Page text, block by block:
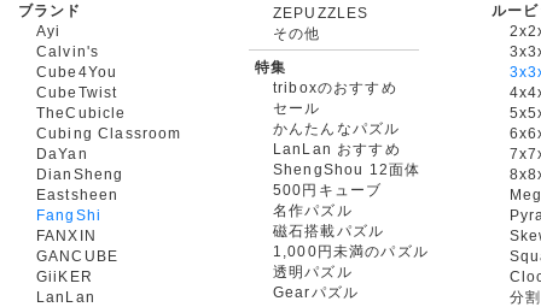
ブランド
Ayi
Calvin's
Cube4You
CubeTwist
TheCubicle
Cubing Classroom
DaYan
DianSheng
Eastsheen
FangShi
FANXIN
GANCUBE
GiiKER
LanLan
ZEPUZZLES
その他
特集
triboxのおすすめ
セール
かんたんなパズル
LanLan おすすめ
ShengShou 12面体
500円キューブ
名作パズル
磁石搭載パズル
1,000円未満のパズル
透明パズル
Gearパズル
ルー
分